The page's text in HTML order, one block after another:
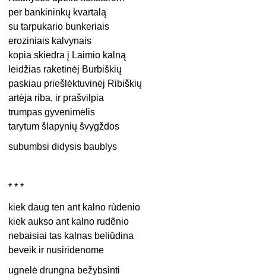
per bankininkų kvartalą
su tarpukario bunkeriais
eroziniais kalvynais
kopia skiedra į Laimio kalną
leidžias raketinėj Burbiškių
paskiau priešlėktuvinėj Ribiškių
artėja riba, ir prašvilpia
trumpas gyvenimėlis
tarytum šlapynių švygždos
subumbsi didysis baublys
* * *
kiek daug ten ant kalno rùdenio
kiek aukso ant kalno rudẽnio
nebaisiai tas kalnas beliūdina
beveik ir nusiridenome
ugnelė drungna bežybsinti